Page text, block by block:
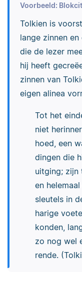
Voorbeeld:
Tolkien is
lange zinnen
die de lezer
hij heeft
zinnen van
eigen alinea
Tot het
niet
hoed, een
dingen die
uitging; zijn
en
sleutels in
harige
konden,
zo nog wel
rende.